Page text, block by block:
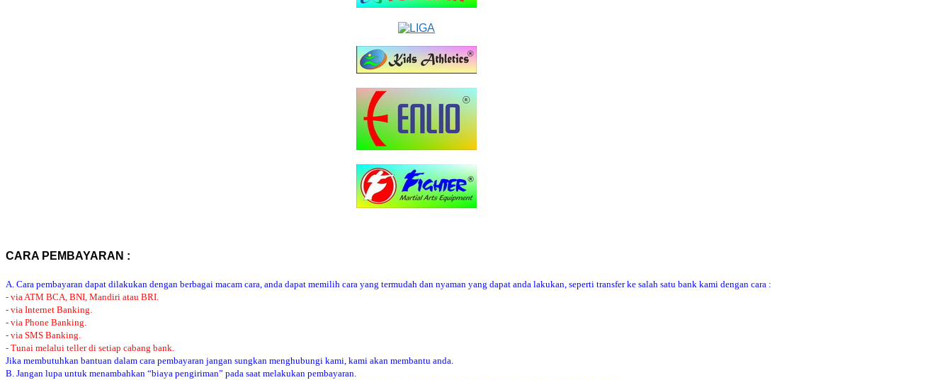
CARA PEMBAYARAN :
A. Cara pembayaran dapat dilakukan dengan berbagai macam cara, anda dapat memilih cara yang termudah dan nyaman yang dapat anda lakukan, seperti transfer ke salah satu bank kami dengan cara :
- via ATM BCA, BNI, Mandiri atau BRI.
- via Internet Banking.
- via Phone Banking.
- via SMS Banking.
- Tunai melalui teller di setiap cabang bank.
Jika membutuhkan bantuan dalam cara pembayaran jangan sungkan menghubungi kami, kami akan membantu anda.
B. Jangan lupa untuk menambahkan “biaya pengiriman” pada saat melakukan pembayaran.